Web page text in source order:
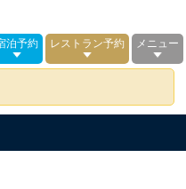
泊予約 レストラン予約 メニュー